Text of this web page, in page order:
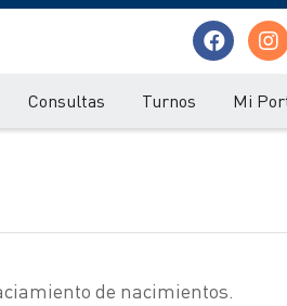
Consultas Turnos Mi
de nacimientos.